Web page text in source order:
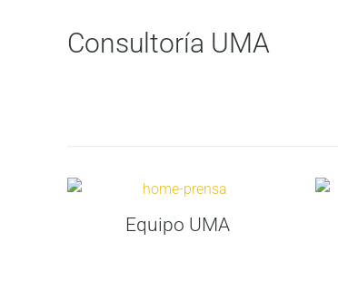
Consultoría UMA
Equipo UMA